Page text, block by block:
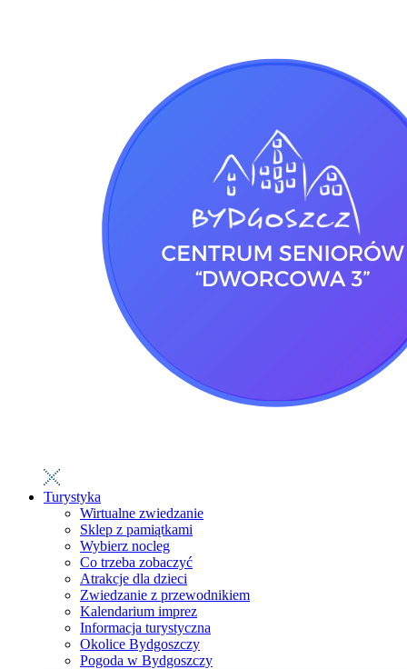
Turystyka
Wirtualne zwiedzanie
Sklep z pamiątkami
Wybierz nocleg
Co trzeba zobaczyć
Atrakcje dla dzieci
Zwiedzanie z przewodnikiem
Kalendarium imprez
Informacja turystyczna
Okolice Bydgoszczy
Pogoda w Bydgoszczy